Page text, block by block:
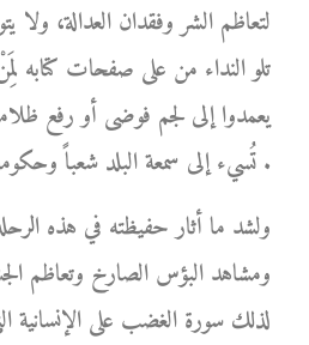
لتعاظم الشر وفقدان العدالة، ولا
تلو النداء من على صفحات كتابه
يعمدوا إلى لجم فوضى أو رفع
تُسيء إلى سمعة البلد شعباً وحكومةً .
ولشد ما أثار حفيظته في هذه
ومشاهد البؤس الصارخ وتعاظم
لذلك سورة الغضب على الإنسانية